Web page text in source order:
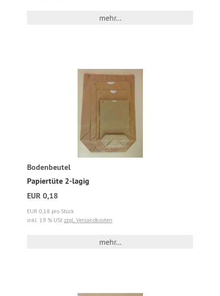
mehr...
Bodenbeutel
Papiertüte 2-lagig
EUR 0,18
EUR 0,18 pro Stück
inkl. 19 % USt zzgl. Versandkosten
mehr...